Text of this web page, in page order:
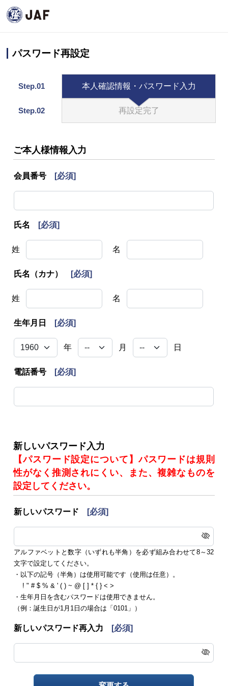
パスワード再設定
Step.01 本人確認情報・パスワード入力
Step.02 再設定完了
ご本人様情報入力
会員番号 [必須]
氏名 [必須]
姓 名
氏名（カナ） [必須]
姓 名
生年月日 [必須]
年 月 日
電話番号 [必須]
新しいパスワード入力
【パスワード設定について】パスワードは規則
性がなく推測されにくい、また、複雑なものを
設定してください。
新しいパスワード [必須]
アルファベットと数字（いずれも半角）を必ず組み合わせて8～32
文字で設定してください。
・以下の記号（半角）は使用可能です（使用は任意）。
! " # $ % & ' ( ) ~ @ [ ] * { } < >
・生年月日を含むパスワードは使用できません。
（例：誕生日が1月1日の場合は「0101」）
新しいパスワード再入力 [必須]